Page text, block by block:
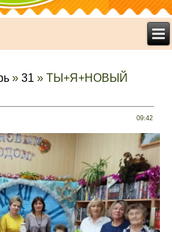
» 31 » ТЫ+Я+НОВЫЙ
09:42